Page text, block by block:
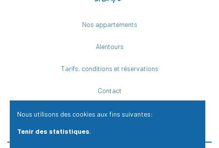
Nos appartements
Alentours
Tarifs, conditions et réservations
Contact
Nous utilisons des cookies aux fins suivantes:
Tenir des statistiques.